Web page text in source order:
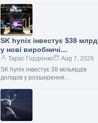
Укрінформ На потоковому сервісі
HBO Max з’явиться…
SK hynix інвестує $38 млрд
у нові виробничі
потужності пам’яті в
Південній Кореї
Тарас Гордієнко
Aug 7, 2026
SK hynix інвестує 38 мільярдів
доларів у розширення
південнокорейський гігант SK
hynix оголосив про свої амбітні…